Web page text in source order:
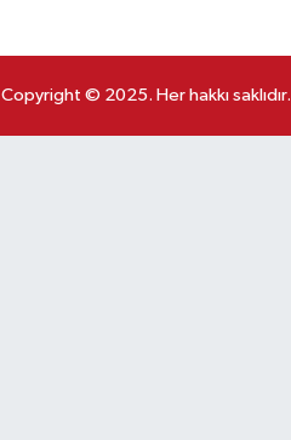
Copyright © 2025. Her hakkı saklıdır.